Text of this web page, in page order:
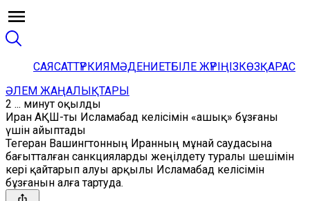
САЯСАТТҮРКИЯМӘДЕНИЕТБІЛЕ ЖҮРІҢІЗКӨЗҚАРАС
ӘЛЕМ ЖАҢАЛЫҚТАРЫ
2 ... минут оқылды
Иран АҚШ-ты Исламабад келісімін «ашық» бұзғаны
үшін айыптады
Тегеран Вашингтонның Иранның мұнай саудасына
бағытталған санкцияларды жеңілдету туралы шешімін
кері қайтарып алуы арқылы Исламабад келісімін
бұзғанын алға тартуда.